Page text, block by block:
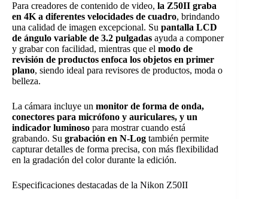
Para creadores de contenido de video, la Z50II graba
en 4K a diferentes velocidades de cuadro, brindando
una calidad de imagen excepcional. Su pantalla LCD
de ángulo variable de 3.2 pulgadas ayuda a componer
y grabar con facilidad, mientras que el modo de
revisión de productos enfoca los objetos en primer
plano, siendo ideal para revisores de productos, moda o
belleza.
La cámara incluye un monitor de forma de onda,
conectores para micrófono y auriculares, y un
indicador luminoso para mostrar cuando está
grabando. Su grabación en N-Log también permite
capturar detalles de forma precisa, con más flexibilidad
en la gradación del color durante la edición.
Especificaciones destacadas de la Nikon Z50II